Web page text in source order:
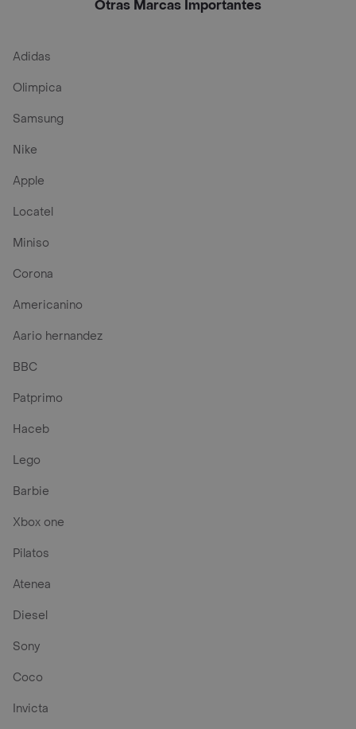
Otras Marcas Importantes
Adidas
Olimpica
Samsung
Nike
Apple
Locatel
Miniso
Corona
Americanino
Aario hernandez
BBC
Patprimo
Haceb
Lego
Barbie
Xbox one
Pilatos
Atenea
Diesel
Sony
Coco
Invicta